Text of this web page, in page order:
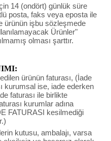
14 (ondört) günlük süre
posta, faks veya eposta ile
ürünün işbu sözleşmede
Ürünler"
olması şarttır.
ürünün faturası, (İade
kurumsal ise, iade ederken
faturası ile birlikte
kurumlar adına
FATURASI kesilmediği
kutusu, ambalajı, varsa